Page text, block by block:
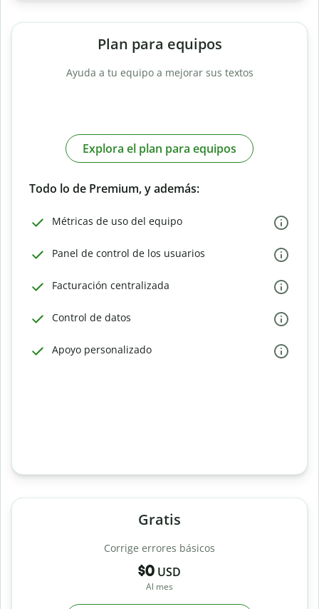
Plan para equipos
Ayuda a tu equipo a mejorar sus textos
Explora el plan para equipos
Todo lo de Premium, y además:
Métricas de uso del equipo
Panel de control de los usuarios
Facturación centralizada
Control de datos
Apoyo personalizado
Gratis
Corrige errores básicos
$0 USD
Al mes